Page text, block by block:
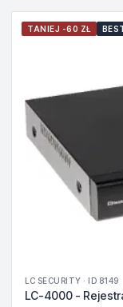
TANIEJ -60 ZŁ
LC SECURITY · ID 8149
LC-4000 -